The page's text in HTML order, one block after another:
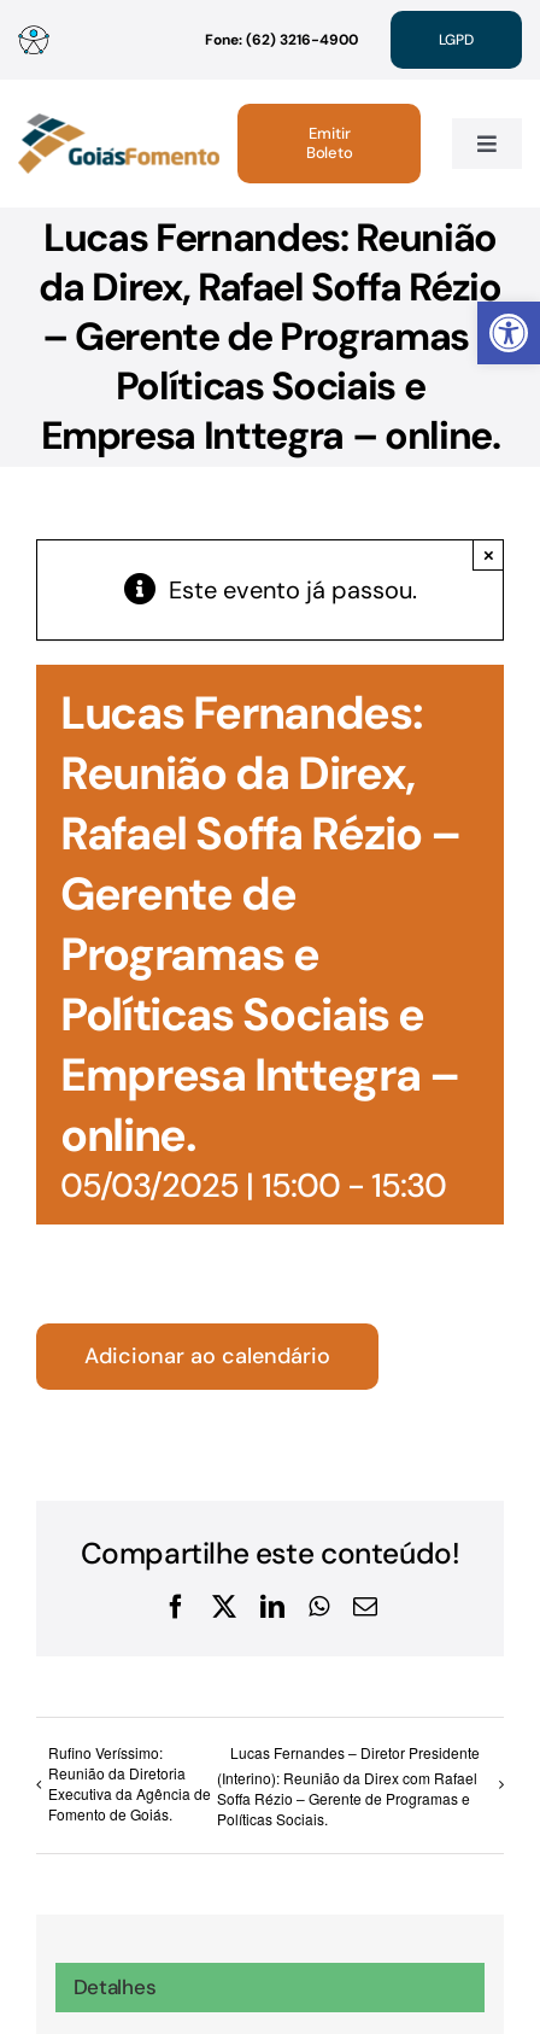
Abrir
para
conteúdo
Fone: (62) 3216-4900 LGPD
Toggle
Institucional
Linhas de Crédito
Atendimento
Emitir
Boleto
Lucas Fernandes: Reunião
da Direx, Rafael Soffa Rézio
– Gerente de Programas e
Políticas Sociais e
Empresa Inttegra – online.
Este evento já passou.
×
Lucas Fernandes:
Reunião da Direx,
Rafael Soffa Rézio –
Gerente de
Programas e
Políticas Sociais e
Empresa Inttegra –
online.
05/03/2025 | 15:00- 15:30
Adicionar ao calendário
Compartilhe este conteúdo!
Facebook
X LinkedInWhatsApp
E-
Rufino Veríssimo:
Reunião da Diretoria
Executiva da Agência de
Fomento de Goiás.
Lucas Fernandes – Diretor Presidente
(Interino): Reunião da Direx com Rafael
Soffa Rézio – Gerente de Programas e
Políticas Sociais.
Detalhes